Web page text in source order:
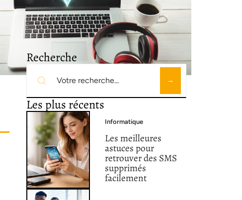
Recherche
Les plus récents
Informatique
Les meilleures
astuces pour
retrouver des SMS
supprimés
facilement